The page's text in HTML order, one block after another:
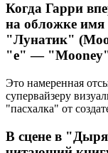
Когда Гарри
на обложке имя
"Лунатик"
"e" —
Это намеренная
супервайзеру
"пасхалка" от
В сцене в